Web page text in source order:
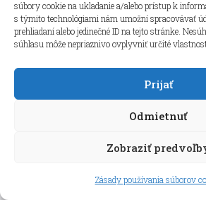
súbory cookie na ukladanie a/alebo prístup k
s týmito technológiami nám umožní spracovávať
prehliadaní alebo jedinečné ID na tejto stránke.
súhlasu môže nepriaznivo ovplyvniť určité
Prijať
Odmietnuť
Zobraziť
Zásady používania súborov